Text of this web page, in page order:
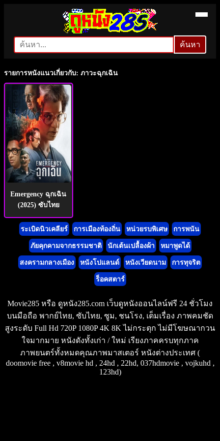
ค้นหา
ค้นหา
รายการหนังแนวเกี่ยวกับ: ภาวะฉุกเฉิน
Emergency ฉุกเฉิน
(2025) ซับไทย
ระเบิดนิวเคลียร์ การเมืองท้องถิ่น หน่วยรบพิเศษ การพนัน
ภัยคุกคามจากธรรมชาติ นักเต้นเปลื้องผ้า หมาพูดได้
สงครามกลางเมือง หนังโปแลนด์ หนังเวียดนาม การทุจริต
ร็อคสตาร์
Movie285 หรือ ดูหนัง285.com เว็บดูหนังออนไลน์ฟรี 24 ชั่วโมง
บนมือถือ พากย์ไทย, ซับไทย, ซูม, ชนโรง, เต็มเรื่อง ภาพคมชัด
สูงระดับ Full Hd 720P 1080P 4K 8K ไม่กระตุก ไม่มีโฆษณากวน
ใจมากมาย หนังดังทั้งเก่า / ใหม่ เรียงภาคครบทุกภาค
ภาพยนตร์ทั้งหมดคุณภาพมาสเตอร์ หนังต่างประเทศ (
doomovie free , v8movie hd , 24hd , 22hd, 037hdmovie , vojkuhd ,
123hd)